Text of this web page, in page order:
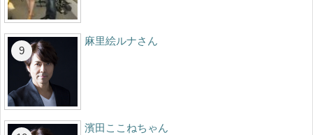
麻里絵ルナさん
濱田ここねちゃん